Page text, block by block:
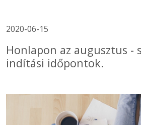
2020-06-15
Honlapon az augusztus -
indítási időpontok.